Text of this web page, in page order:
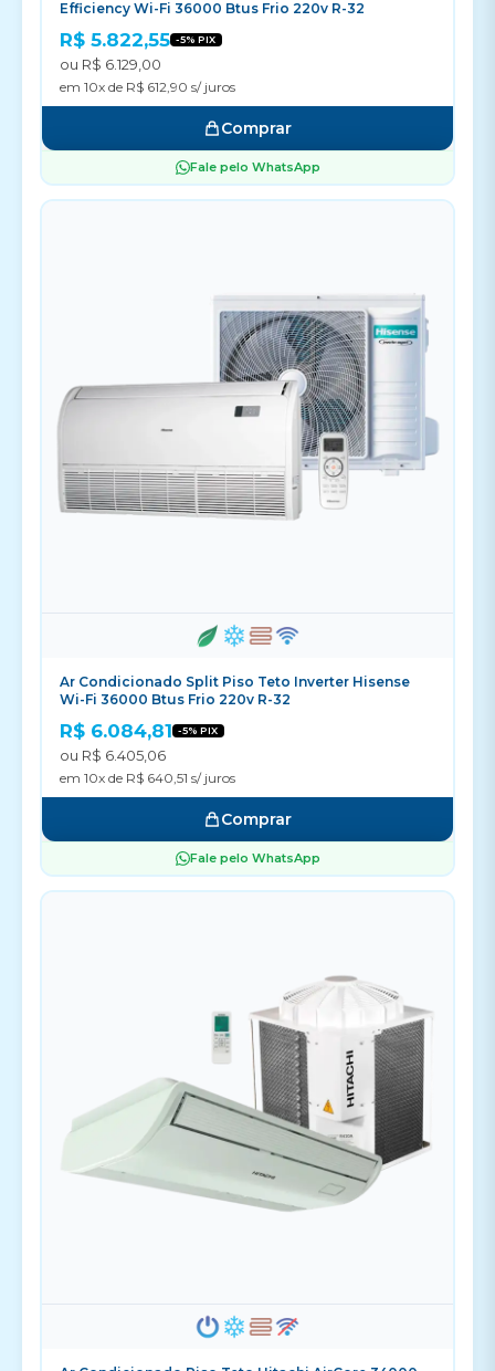
Efficiency Wi-Fi 36000 Btus Frio 220v R-32
R$ 5.822,55 -5% PIX
ou R$ 6.129,00
em 10x de R$ 612,90 s/ juros
Comprar
Fale pelo WhatsApp
Ar Condicionado Split Piso Teto Inverter Hisense
Wi-Fi 36000 Btus Frio 220v R-32
R$ 6.084,81 -5% PIX
ou R$ 6.405,06
em 10x de R$ 640,51 s/ juros
Comprar
Fale pelo WhatsApp